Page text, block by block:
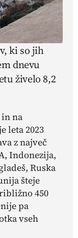
ki so jih
dnevu
živelo 8,2
na
leta 2023
z največ
Indonezija,
Ruska
šteje
450
pa
vseh